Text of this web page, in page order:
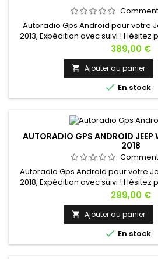
Autoradio Gps Android pour votre
2013, Expédition avec suivi !
vous avez une
Prix
389,00 €
 Ajouter au panier
 En stock
AUTORADIO GPS ANDROID JEEP
2018
Autoradio Gps Android pour votre
2018, Expédition avec suivi !
vous avez une
Prix
299,00 €
 Ajouter au panier
 En stock